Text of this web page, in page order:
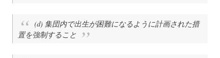
(d) 集団内で出生が困難になるように計画された措
置を強制すること